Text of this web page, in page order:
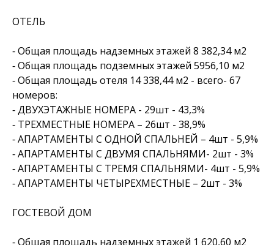
ОТЕЛЬ
⁃ Общая площадь надземных этажей 8 382,34 м2
⁃ Общая площадь подземных этажей 5956,10 м2
⁃ Общая площадь отеля 14 338,44 м2 - всего- 67
номеров:
⁃ ДВУХЭТАЖНЫЕ НОМЕРА - 29шт - 43,3%
⁃ ТРЕХМЕСТНЫЕ НОМЕРА – 26шт - 38,9%
⁃ АПАРТАМЕНТЫ С ОДНОЙ СПАЛЬНЕЙ – 4шт - 5,9%
⁃ АПАРТАМЕНТЫ С ДВУМЯ СПАЛЬНЯМИ- 2шт - 3%
⁃ АПАРТАМЕНТЫ С ТРЕМЯ СПАЛЬНЯМИ- 4шт - 5,9%
⁃ АПАРТАМЕНТЫ ЧЕТЫРЕХМЕСТНЫЕ – 2шт - 3%
ГОСТЕВОЙ ДОМ
⁃ Общая площадь надземных этажей 1 620,60 м2